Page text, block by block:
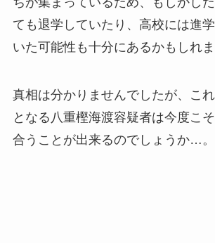
ても退学していたり、高校には進
いた可能性も十分にあるかもしれま
真相は分かりませんでしたが、こ
となる八重樫海渡容疑者は今度こ
合うことが出来るのでしょうか…。